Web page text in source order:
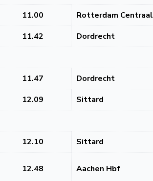
11.00 Rotterdam Centraal
11.42 Dordrecht
11.47 Dordrecht
12.09 Sittard
12.10 Sittard
12.48 Aachen Hbf